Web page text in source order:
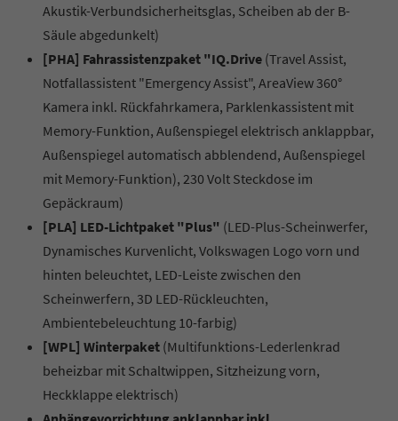
Akustik-Verbundsicherheitsglas, Scheiben ab der B-
Säule abgedunkelt)
[PHA] Fahrassistenzpaket "IQ.Drive (Travel Assist,
Notfallassistent "Emergency Assist", AreaView 360°
Kamera inkl. Rückfahrkamera, Parklenkassistent mit
Memory-Funktion, Außenspiegel elektrisch anklappbar,
Außenspiegel automatisch abblendend, Außenspiegel
mit Memory-Funktion), 230 Volt Steckdose im
Gepäckraum)
[PLA] LED-Lichtpaket "Plus" (LED-Plus-Scheinwerfer,
Dynamisches Kurvenlicht, Volkswagen Logo vorn und
hinten beleuchtet, LED-Leiste zwischen den
Scheinwerfern, 3D LED-Rückleuchten,
Ambientebeleuchtung 10-farbig)
[WPL] Winterpaket (Multifunktions-Lederlenkrad
beheizbar mit Schaltwippen, Sitzheizung vorn,
Heckklappe elektrisch)